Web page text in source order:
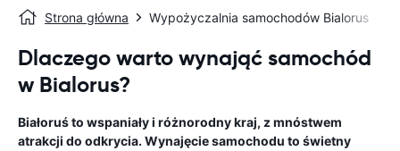
Strona główna Wypożyczalnia samochodów Bialorus
Dlaczego warto wynająć samochód
w Bialorus?
Białoruś to wspaniały i różnorodny kraj, z mnóstwem
atrakcji do odkrycia. Wynajęcie samochodu to świetny